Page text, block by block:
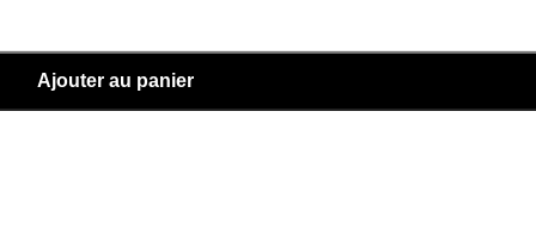
Ajouter au panier